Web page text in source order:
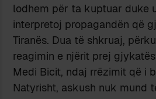
lodhem për ta kuptuar duke
interpretoj propagandën që
Tiranës. Dua të shkruaj,
reagimin e njërit prej
Medi Bicit, ndaj rrëzimit që i
Natyrisht, askush nuk mund